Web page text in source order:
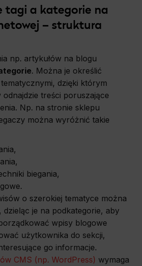
tagi a kategorie na
– struktura
np. artykułów na blogu
. Można je określić
dzięki którym
treści poruszające
Np. na stronie sklepu
można wyróżnić takie
biegania,
o szerokiej tematyce można
je na podkategorie, aby
wpisy blogowe
użytkownika do sekcji,
go informacje.
CMS (np. WordPress) wymaga